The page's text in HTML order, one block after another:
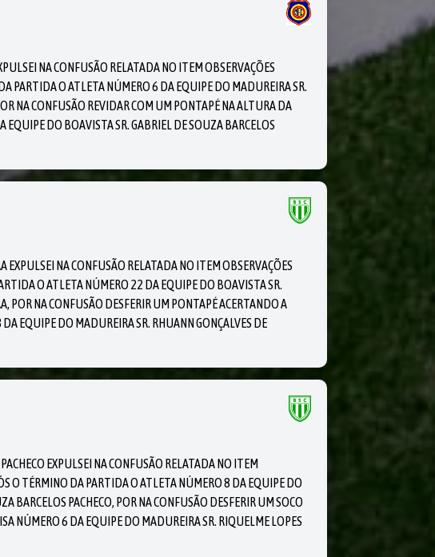
NA CONFUSÃO RELATADA NO ITEM OBSERVAÇÕES
PARTIDA O ATLETA NÚMERO 6 DA EQUIPE DO MADUREIRA SR.
NA CONFUSÃO REVIDAR COM UM PONTAPÉ NA ALTURA DA
EQUIPE DO BOAVISTA SR. GABRIEL DE SOUZA BARCELOS
EXPULSEI NA CONFUSÃO RELATADA NO ITEM OBSERVAÇÕES
O ATLETA NÚMERO 22 DA EQUIPE DO BOAVISTA SR.
POR NA CONFUSÃO DESFERIR UM PONTAPÉ ACERTANDO A
EQUIPE DO MADUREIRA SR. RHUANN GONÇALVES DE
EXPULSEI NA CONFUSÃO RELATADA NO ITEM
O TÉRMINO DA PARTIDA O ATLETA NÚMERO 8 DA EQUIPE DO
BARCELOS PACHECO, POR NA CONFUSÃO DESFERIR UM SOCO
NÚMERO 6 DA EQUIPE DO MADUREIRA SR. RIQUELME LOPES